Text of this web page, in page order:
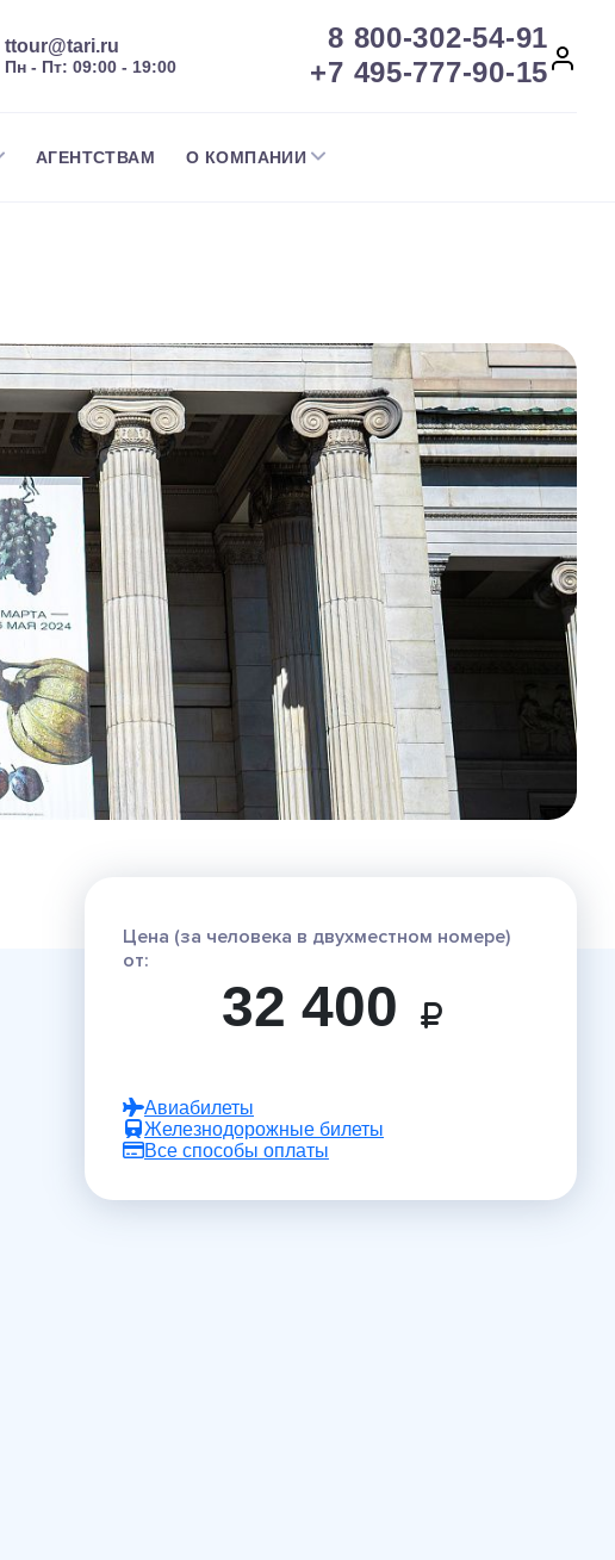
ttour@tari.ru
Пн - Пт: 09:00 - 19:00
8 800-302-54-91
+7 495-777-90-15
АГЕНТСТВАМ О КОМПАНИИ
Цена (за человека в двухместном номере)
от:
32 400
Авиабилеты
Железнодорожные билеты
Все способы оплаты